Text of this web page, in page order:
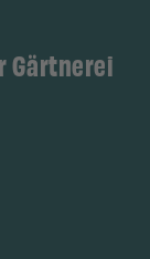
Gärtnerei